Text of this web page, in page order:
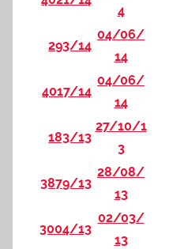
4
293/14
04/06/
14
4017/14
04/06/
14
183/13
27/10/1
3
3879/13
28/08/
13
3004/13
02/03/
13